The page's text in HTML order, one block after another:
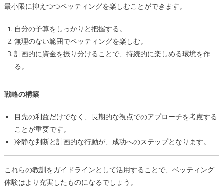
最小限に抑えつつベッティングを楽しむことができます。
自分の予算をしっかりと把握する。
無理のない範囲でベッティングを楽しむ。
計画的に資金を振り分けることで、持続的に楽しめる環境を作
る。
戦略の構築
目先の利益だけでなく、長期的な視点でのアプローチを考慮する
ことが重要です。
冷静な判断と計画的な行動が、成功へのステップとなります。
これらの教訓をガイドラインとして活用することで、ベッティング
体験はより充実したものになるでしょう。